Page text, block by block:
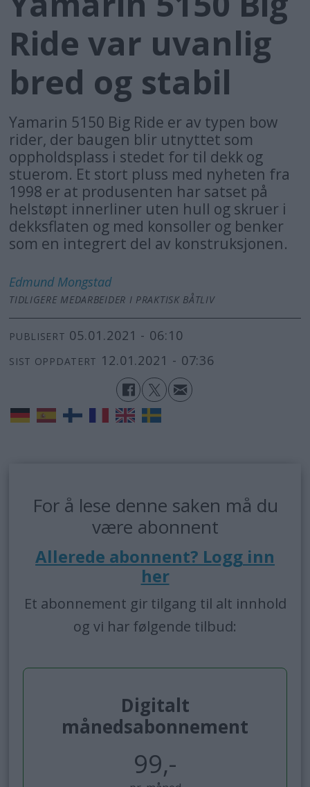
Ride var uvanlig
bred og stabil
Yamarin 5150 Big Ride er av typen bow
rider, der baugen blir utnyttet som
oppholdsplass i stedet for til dekk og
stuerom. Et stort pluss med nyheten fra
1998 er at produsenten har satset på
helstøpt innerliner uten hull og skruer i
dekksflaten og med konsoller og benker
som en integrert del av konstruksjonen.
Edmund Mongstad
TIDLIGERE MEDARBEIDER I PRAKTISK BÅTLIV
PUBLISERT 05.01.2021 - 06:10
SIST OPPDATERT 12.01.2021 - 07:36
For å lese denne saken må du
være abonnent
Allerede abonnent? Logg inn
her
Et abonnement gir tilgang til alt innhold
og vi har følgende tilbud:
Digitalt
månedsabonnement
99,-